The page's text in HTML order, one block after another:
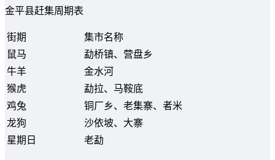
金平县赶集周期表
街期
集市名称
鼠马
勐桥镇、营盘乡
牛羊
金水河
猴虎
勐拉、马鞍底
鸡兔
铜厂乡、老集寨、者米
龙狗
沙依坡、大寨
星期日
老勐